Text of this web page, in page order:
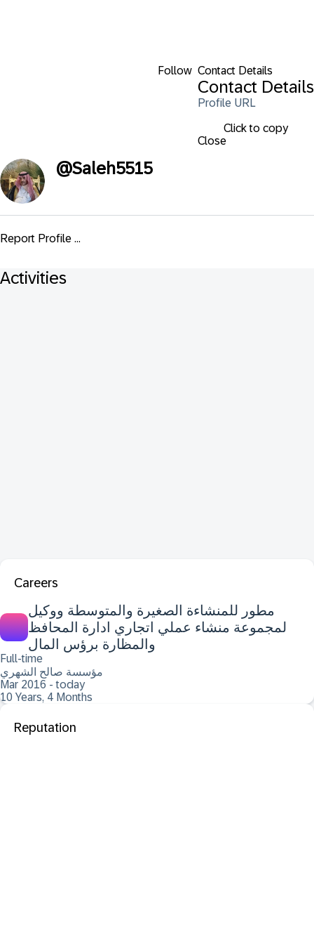
Follow Contact Details
Contact Details
Profile URL
Click to copy
Close
@Saleh5515
Report Profile ...
Activities
Careers
مطور للمنشاءة الصغيرة والمتوسطة ووكيل
لمجموعة منشاء عملي اتجاري ادارة المحافظ
والمظارة برؤس المال
Full-time
مؤسسة صالح الشهري
Mar 2016 - today
10 Years, 4 Months
Reputation